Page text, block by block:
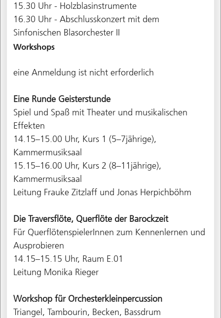
15.30 Uhr - Holzblasinstrumente
16.30 Uhr - Abschlusskonzert mit dem
Sinfonischen Blasorchester II
Workshops
eine Anmeldung ist nicht erforderlich
Eine Runde Geisterstunde
Spiel und Spaß mit Theater und musikalischen
Effekten
14.15–15.00 Uhr, Kurs 1 (5–7jährige),
Kammermusiksaal
15.15–16.00 Uhr, Kurs 2 (8–11jährige),
Kammermusiksaal
Leitung Frauke Zitzlaff und Jonas Herpichböhm
Die Traversflöte, Querflöte der Barockzeit
Für QuerflötenspielerInnen zum Kennenlernen und
Ausprobieren
14.15–15.15 Uhr, Raum E.01
Leitung Monika Rieger
Workshop für Orchesterkleinpercussion
Triangel, Tambourin, Becken, Bassdrum